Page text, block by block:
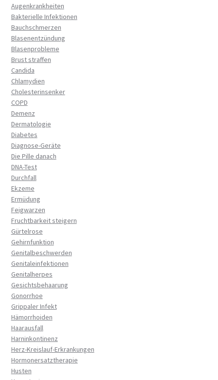
Augenkrankheiten
Bakterielle Infektionen
Bauchschmerzen
Blasenentzündung
Blasenprobleme
Brust straffen
Candida
Chlamydien
Cholesterinsenker
COPD
Demenz
Dermatologie
Diabetes
Diagnose-Geräte
Die Pille danach
DNA-Test
Durchfall
Ekzeme
Ermüdung
Feigwarzen
Fruchtbarkeit steigern
Gürtelrose
Gehirnfunktion
Genitalbeschwerden
Genitaleinfektionen
Genitalherpes
Gesichtsbehaarung
Gonorrhoe
Grippaler Infekt
Hämorrhoiden
Haarausfall
Harninkontinenz
Herz-Kreislauf-Erkrankungen
Hormonersatztherapie
Husten